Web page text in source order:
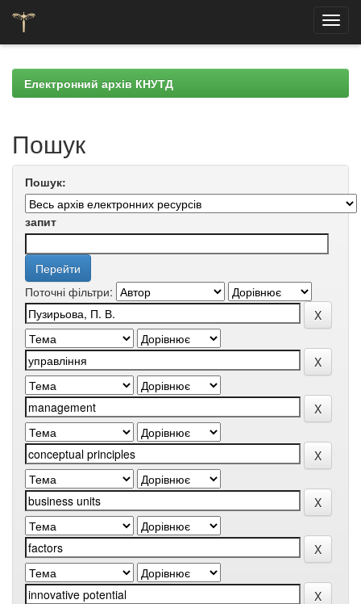
navigationЕлектронний архів КНУТД
Пошук
Пошук:
запит
Поточні фільтри: